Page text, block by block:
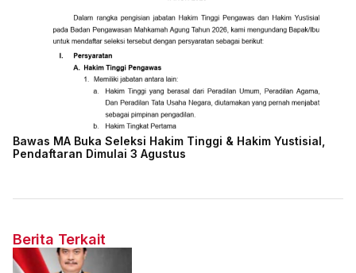
Bawas MA Buka Seleksi Hakim Tinggi & Hakim Yustisial,
Pendaftaran Dimulai 3 Agustus
Berita Terkait